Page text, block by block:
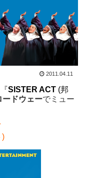
2011.04.11
SISTER ACT (邦
ードウェーでミュー
)